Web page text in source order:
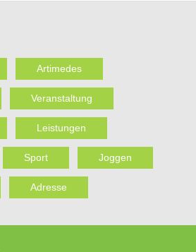
Artimedes
Veranstaltung
Leistungen
Sport Joggen
Adresse